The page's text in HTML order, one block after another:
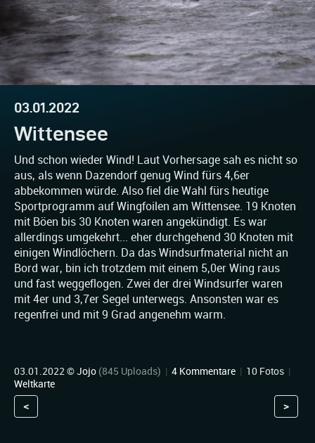
03.01.2022
Wittensee
Und schon wieder Wind! Laut Vorhersage sah es nicht so
aus, als wenn Dazendorf genug Wind fürs 4,6er
abbekommen würde. Also fiel die Wahl fürs heutige
Sportprogramm auf Wingfoilen am Wittensee. 19 Knoten
mit Böen bis 30 Knoten waren angekündigt. Es war
allerdings umgekehrt... eher durchgehend 30 Knoten mit
einigen Windlöchern. Da das Windsurfmaterial nicht an
Bord war, bin ich trotzdem mit einem 5,0er Wing raus
und fast weggeflogen. Zwei der drei Windsurfer waren
mit 4er und 3,7er Segel unterwegs. Ansonsten war es
regenfrei und mit 9 Grad angenehm warm.
03.01.2022 ©Jojo (845 Uploads) | 4 Kommentare | 10 Fotos |
Weltkarte
< >